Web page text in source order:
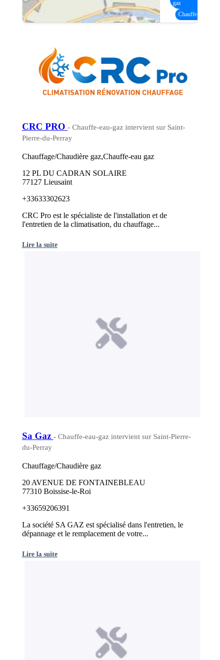
gaz
Chauffe-eau gaz
CRC PRO - Chauffe-eau-gaz intervient sur Saint-
Pierre-du-Perray
Chauffage/Chaudière gaz,Chauffe-eau gaz
12 PL DU CADRAN SOLAIRE
77127 Lieusaint
+33633302623
CRC Pro est le spécialiste de l'installation et de
l'entretien de la climatisation, du chauffage...
Lire la suite
Sa Gaz - Chauffe-eau-gaz intervient sur Saint-Pierre-
du-Perray
Chauffage/Chaudière gaz
20 AVENUE DE FONTAINEBLEAU
77310 Boissise-le-Roi
+33659206391
La société SA GAZ est spécialisé dans l'entretien, le
dépannage et le remplacement de votre...
Lire la suite